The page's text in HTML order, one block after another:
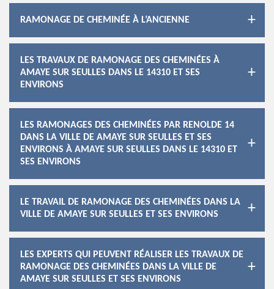
RAMONAGE DE CHEMINÉE À L’ANCIENNE
LES TRAVAUX DE RAMONAGE DES CHEMINÉES À
AMAYE SUR SEULLES DANS LE 14310 ET SES
ENVIRONS
LES RAMONAGES DES CHEMINÉES PAR RENOLDE 14
DANS LA VILLE DE AMAYE SUR SEULLES ET SES
ENVIRONS À AMAYE SUR SEULLES DANS LE 14310 ET
SES ENVIRONS
LE TRAVAIL DE RAMONAGE DES CHEMINÉES DANS LA
VILLE DE AMAYE SUR SEULLES ET SES ENVIRONS
LES EXPERTS QUI PEUVENT RÉALISER LES TRAVAUX DE
RAMONAGE DES CHEMINÉES DANS LA VILLE DE
AMAYE SUR SEULLES ET SES ENVIRONS